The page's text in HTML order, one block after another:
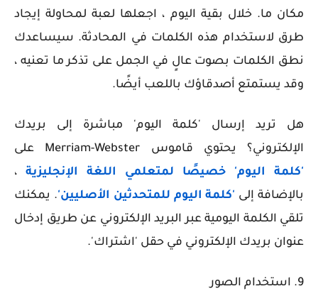
مكان ما. خلال بقية اليوم ، اجعلها لعبة لمحاولة إيجاد
طرق لاستخدام هذه الكلمات في المحادثة. سيساعدك
نطق الكلمات بصوت عالٍ في الجمل على تذكر ما تعنيه ،
وقد يستمتع أصدقاؤك باللعب أيضًا.
هل تريد إرسال 'كلمة اليوم' مباشرة إلى بريدك
الإلكتروني؟ يحتوي قاموس Merriam-Webster على
'كلمة اليوم' خصيصًا لمتعلمي اللغة الإنجليزية ،
بالإضافة إلى 'كلمة اليوم للمتحدثين الأصليين'. يمكنك
تلقي الكلمة اليومية عبر البريد الإلكتروني عن طريق إدخال
عنوان بريدك الإلكتروني في حقل 'اشتراك'.
9. استخدام الصور